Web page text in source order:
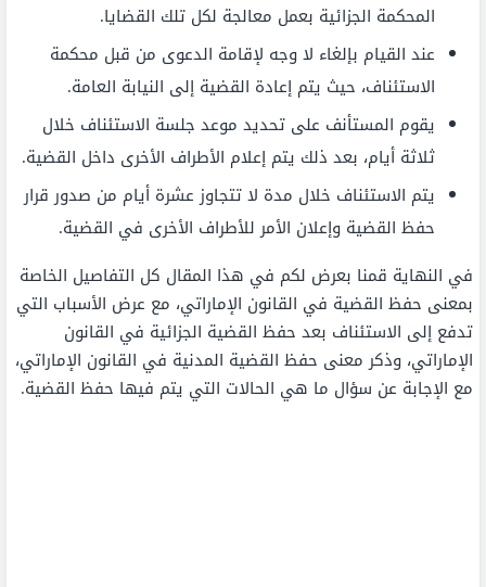
المحكمة الجزائية بعمل معالجة لكل تلك القضايا.
عند القيام بإلغاء لا وجه لإقامة الدعوى من قبل محكمة
الاستئناف، حيث يتم إعادة القضية إلى النيابة العامة.
يقوم المستأنف على تحديد موعد جلسة الاستئناف خلال
ثلاثة أيام، بعد ذلك يتم إعلام الأطراف الأخرى داخل القضية.
يتم الاستئناف خلال مدة لا تتجاوز عشرة أيام من صدور قرار
حفظ القضية وإعلان الأمر للأطراف الأخرى في القضية.
في النهاية قمنا بعرض لكم في هذا المقال كل التفاصيل الخاصة
بمعنى حفظ القضية في القانون الإماراتي، مع عرض الأسباب التي
تدفع إلى الاستئناف بعد حفظ القضية الجزائية في القانون
الإماراتي، وذكر معنى حفظ القضية المدنية في القانون الإماراتي،
مع الإجابة عن سؤال ما هي الحالات التي يتم فيها حفظ القضية.